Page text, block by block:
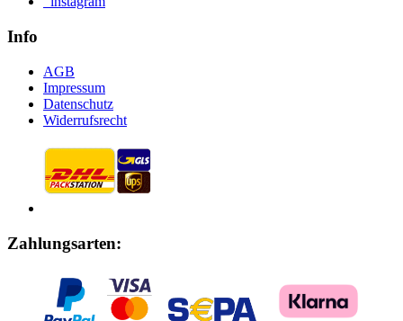
Info
AGB
Impressum
Datenschutz
Widerrufsrecht
Zahlungsarten: